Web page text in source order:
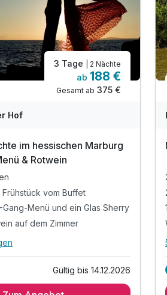
3 Tage | 2 Nächte
ab 188 €
Gesamt ab 375 €
Hof
im hessischen Marburg
& Rotwein
vom Buffet
Gang-Menü und ein Glas Sherry
auf dem Zimmer
Gültig bis 14.12.2026